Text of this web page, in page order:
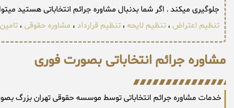
جلوگیری میکند . اگر شما بدنبال مشاوره جرائم انتخاباتی هستید
تنظیم اعتراض ، تنظیم لایحه ، تنظیم قرارداد ، مشاوره حقوقی ،
مشاوره جرائم انتخاباتی بصورت فوری